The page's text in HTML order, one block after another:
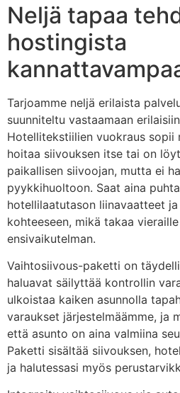
Neljä tapaa
hostingista
Tarjoamme neljä erilaista
suunniteltu vastaamaan
Hotellitekstiilien vuokraus sopii
hoitaa siivouksen itse tai on
paikallisen siivoojan, mutta ei
pyykkihuoltoon. Saat aina
hotellilaatutason liinavaatteet
kohteeseen, mikä takaa
ensivaikutelman.
Vaihtosiivous-paketti on
haluavat säilyttää kontrollin
ulkoistaa kaiken asunnolla
varaukset järjestelmäämme, ja
että asunto on aina valmiina
Paketti sisältää siivouksen,
ja halutessasi myös